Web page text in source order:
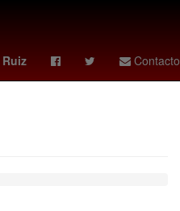
Contacto
4 de abril